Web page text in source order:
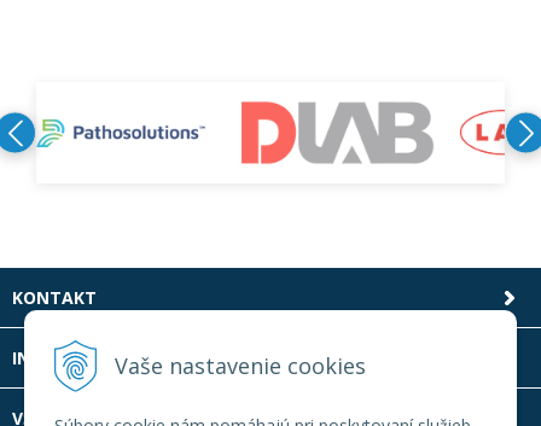
Vaše nastavenie cookies
KONTAKT
INFOLINKA
VŠETKO O NÁKUPE